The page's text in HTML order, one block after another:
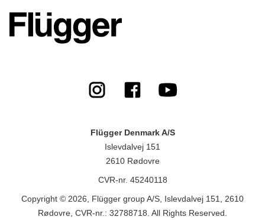
Flügger Denmark A/S
Islevdalvej 151
2610 Rødovre
CVR-nr. 45240118
Copyright © 2026, Flügger group A/S, Islevdalvej 151, 2610
Rødovre, CVR-nr.: 32788718. All Rights Reserved.